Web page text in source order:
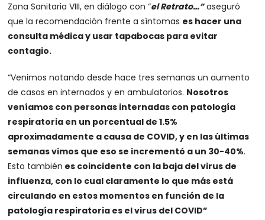
Zona Sanitaria VIII, en diálogo con “el Retrato…”aseguró
que la recomendación frente a síntomas es hacer una
consulta médica y usar tapabocas para evitar
contagio.
“Venimos notando desde hace tres semanas un aumento
de casos en internados y en ambulatorios. Nosotros
veníamos con personas internadas con patología
respiratoria en un porcentual de 1.5%
aproximadamente a causa de COVID, y en las últimas
semanas vimos que eso se incrementó a un 30-40%.
Esto también es coincidente con la baja del virus de
influenza, con lo cual claramente lo que más está
circulando en estos momentos en función de la
patología respiratoria es el virus del COVID”